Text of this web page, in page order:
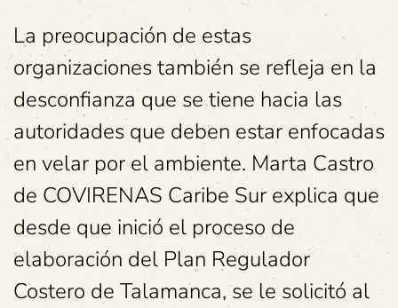
La preocupación de estas
organizaciones también se refleja en la
desconfianza que se tiene hacia las
autoridades que deben estar enfocadas
en velar por el ambiente. Marta Castro
de COVIRENAS Caribe Sur explica que
desde que inició el proceso de
elaboración del Plan Regulador
Costero de Talamanca, se le solicitó al